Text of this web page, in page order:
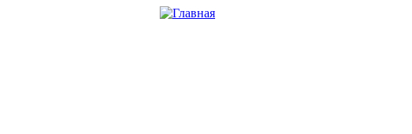
Перейти к основному содержанию